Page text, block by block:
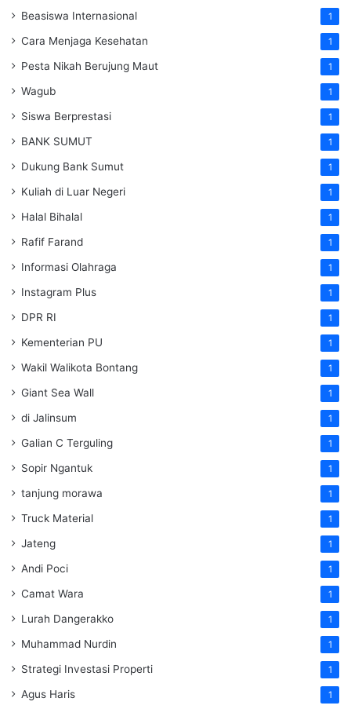
Beasiswa Internasional 1
Cara Menjaga Kesehatan 1
Pesta Nikah Berujung Maut 1
Wagub 1
Siswa Berprestasi 1
BANK SUMUT 1
Dukung Bank Sumut 1
Kuliah di Luar Negeri 1
Halal Bihalal 1
Rafif Farand 1
Informasi Olahraga 1
Instagram Plus 1
DPR RI 1
Kementerian PU 1
Wakil Walikota Bontang 1
Giant Sea Wall 1
di Jalinsum 1
Galian C Terguling 1
Sopir Ngantuk 1
tanjung morawa 1
Truck Material 1
Jateng 1
Andi Poci 1
Camat Wara 1
Lurah Dangerakko 1
Muhammad Nurdin 1
Strategi Investasi Properti 1
Agus Haris 1